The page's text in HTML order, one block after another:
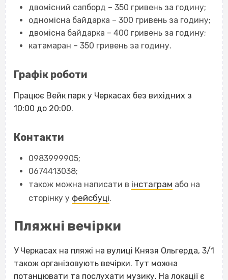
двомісний сапборд – 350 гривень за годину;
одномісна байдарка – 300 гривень за годину;
двомісна байдарка – 400 гривень за годину;
катамаран – 350 гривень за годину.
Графік роботи
Працює Вейк парк у Черкасах без вихідних з
10:00 до 20:00.
Контакти
0983999905;
0674413038;
також можна написати в інстаграм або на
сторінку у фейсбуці.
Пляжні вечірки
У Черкасах на пляжі на вулиці Князя Ольгерда, 3/1
також організовують вечірки. Тут можна
потанцювати та послухати музику. На локації є